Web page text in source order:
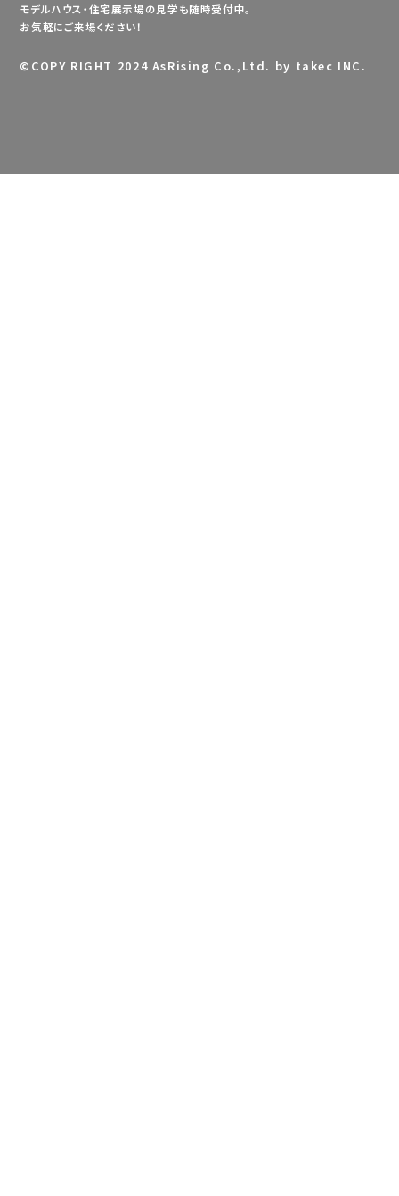
モデルハウス・住宅展示場の見学も随時受付中。
お気軽にご来場ください！
© COPY RIGHT 2024 AsRising Co.,Ltd. by takec INC.